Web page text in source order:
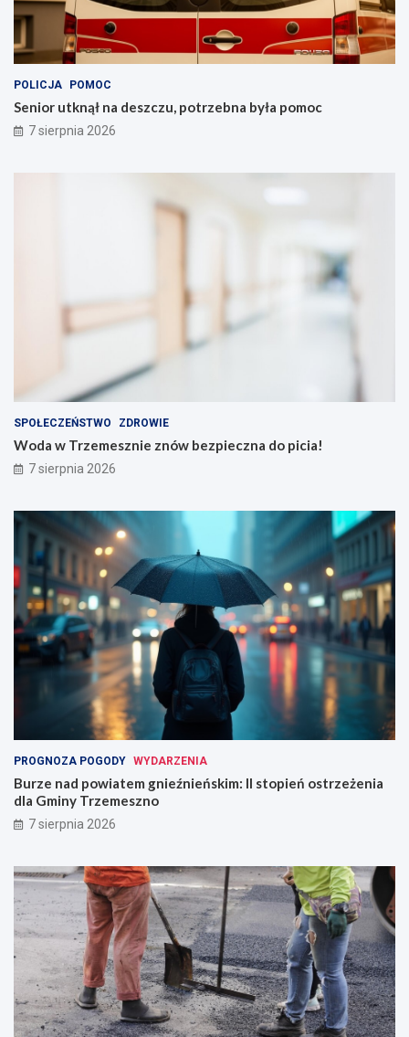
POLICJA POMOC
Senior utknął na deszczu, potrzebna była pomoc
7 sierpnia 2026
SPOŁECZEŃSTWO ZDROWIE
Woda w Trzemesznie znów bezpieczna do picia!
7 sierpnia 2026
PROGNOZA POGODY WYDARZENIA
Burze nad powiatem gnieźnieńskim: II stopień ostrzeżenia
dla Gminy Trzemeszno
7 sierpnia 2026